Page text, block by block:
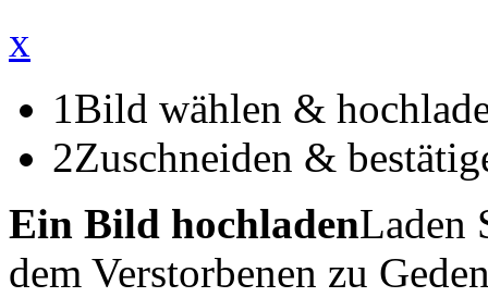
x
1Bild wählen &
2Zuschneiden &
Ein Bild hochladenLaden
dem Verstorbenen zu